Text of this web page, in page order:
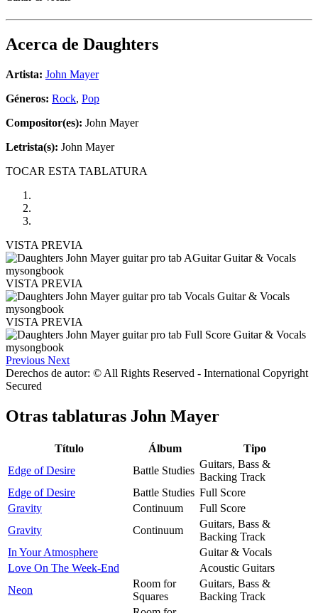
Acerca de Daughters
Artista: John Mayer
Géneros: Rock, Pop
Compositor(es): John Mayer
Letrista(s): John Mayer
TOCAR ESTA TABLATURA
VISTA PREVIA
VISTA PREVIA
VISTA PREVIA
Previous Next
Derechos de autor: © All Rights Reserved - International Copyright
Secured
Otras tablaturas John Mayer
Título Álbum
Tipo
Edge of Desire
Battle Studies
Guitars, Bass &
Backing Track
Edge of Desire
Battle Studies Full Score
Gravity
Continuum
Full Score
Gravity
Continuum
Guitars, Bass &
Backing Track
In Your Atmosphere
Guitar & Vocals
Love On The Week-End
Acoustic Guitars
Neon
Room for
Squares
Guitars, Bass &
Backing Track